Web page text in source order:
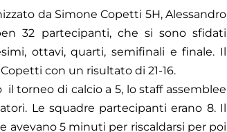
da Simone Copetti 5H, Alessandro
32 partecipanti, che si sono sfidati
ottavi, quarti, semifinali e finale. Il
con un risultato di 21-16.
torneo di calcio a 5, lo staff assemblee
Le squadre partecipanti erano 8. Il
avevano 5 minuti per riscaldarsi per poi